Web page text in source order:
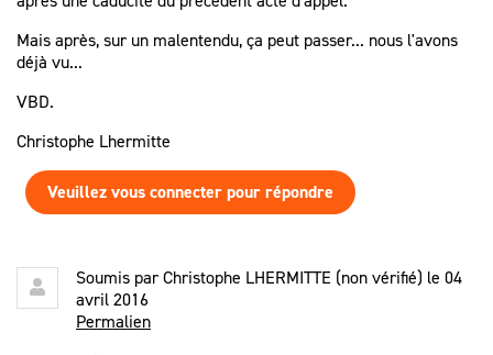
Mais après, sur un malentendu, ça peut passer... nous l'avons
déjà vu...
VBD.
Christophe Lhermitte
Veuillez vous connecter pour répondre
Soumis parChristophe LHERMITTE (non vérifié) le 04
avril 2016
Permalien